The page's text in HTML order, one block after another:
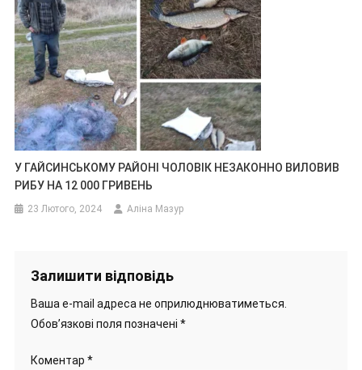
У ГАЙСИНСЬКОМУ РАЙОНІ ЧОЛОВІК НЕЗАКОННО ВИЛОВИВ
РИБУ НА 12 000 ГРИВЕНЬ
23 Лютого, 2024 Аліна Мазур
Залишити відповідь
Ваша e-mail адреса не оприлюднюватиметься.
Обов’язкові поля позначені *
Коментар *